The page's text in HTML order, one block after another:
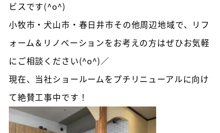
ビスです(^o^)
小牧市・犬山市・春日井市その他周辺地域で、リフ
ォーム＆リノベーションをお考えの方はぜひお気軽
にご相談ください(^o^)／
現在、当社ショールームをプチリニューアルに向け
て絶賛工事中です！